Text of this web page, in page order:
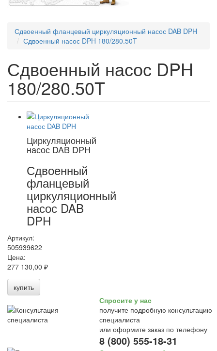
Сдвоенный фланцевый циркуляционный насос DAB DPH
Сдвоенный насос DPH 180/280.50T
Сдвоенный насос DPH
180/280.50T
Циркуляционный
насос DAB DPH
Сдвоенный
фланцевый
циркуляционный
насос DAB
DPH
Артикул:
505939622
Цена:
277 130,00 ₽
купить
Спросите у нас
получите подробную консультацию
специалиста
или оформите заказ по телефону
8 (800) 555-18-31